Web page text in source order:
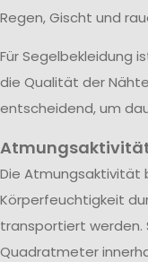
Regen, Gischt und
Für Segelbekleidung
die Qualität der
entscheidend, um
Die Atmungsaktivität
Körperfeuchtigkeit
transportiert werden.
Quadratmeter